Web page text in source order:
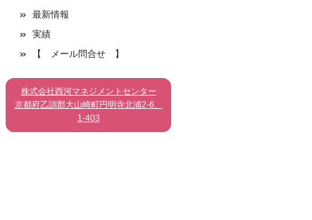
最新情報
実績
【 メール問合せ 】
株式会社西河マネジメントセンター
京都府乙訓郡大山崎町円明寺北浦2-6、
1-403